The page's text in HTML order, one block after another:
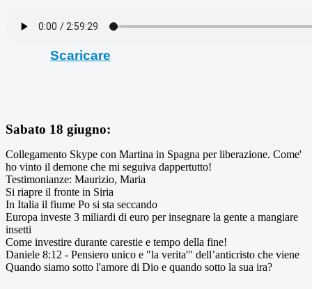
Scaricare
Sabato 18 giugno:
Collegamento Skype con Martina in Spagna per liberazione. Come'
ho vinto il demone che mi seguiva dappertutto!
Testimonianze: Maurizio, Maria
Si riapre il fronte in Siria
In Italia il fiume Po si sta seccando
Europa investe 3 miliardi di euro per insegnare la gente a mangiare
insetti
Come investire durante carestie e tempo della fine!
Daniele 8:12 - Pensiero unico e "la verita'" dell’anticristo che viene
Quando siamo sotto l'amore di Dio e quando sotto la sua ira?